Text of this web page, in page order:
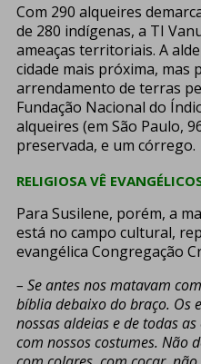
Com 290 alqueires
de 280 indígenas, a TI
ameaças territoriais. A
cidade mais próxima, mas
arrendamento de terras
Fundação Nacional do
alqueires (em São Paulo,
preservada, e um córrego.
RELIGIOSA VÊ
Para Susilene, porém, a
está no campo cultural,
evangélica Congregação
– Se antes nos matavam
bíblia debaixo do braço. Os
nossas aldeias e de todas
com nossos costumes. Não